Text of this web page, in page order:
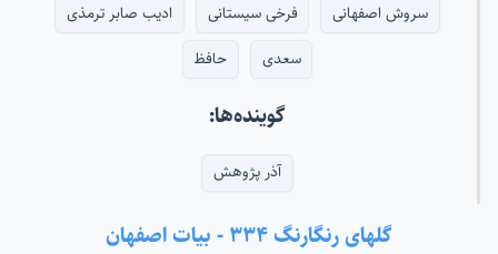
سروش اصفهانی فرخی سیستانی
ادیب صابر ترمذی
سعدی
حافظ
گوینده‌ها:
آذر پژوهش
گلهای رنگارنگ ۳۳۴ - بیات اصفهان